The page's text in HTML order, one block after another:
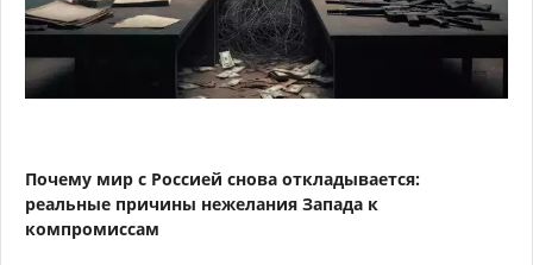
Почему мир с Россией снова откладывается:
реальные причины нежелания Запада к
компромиссам